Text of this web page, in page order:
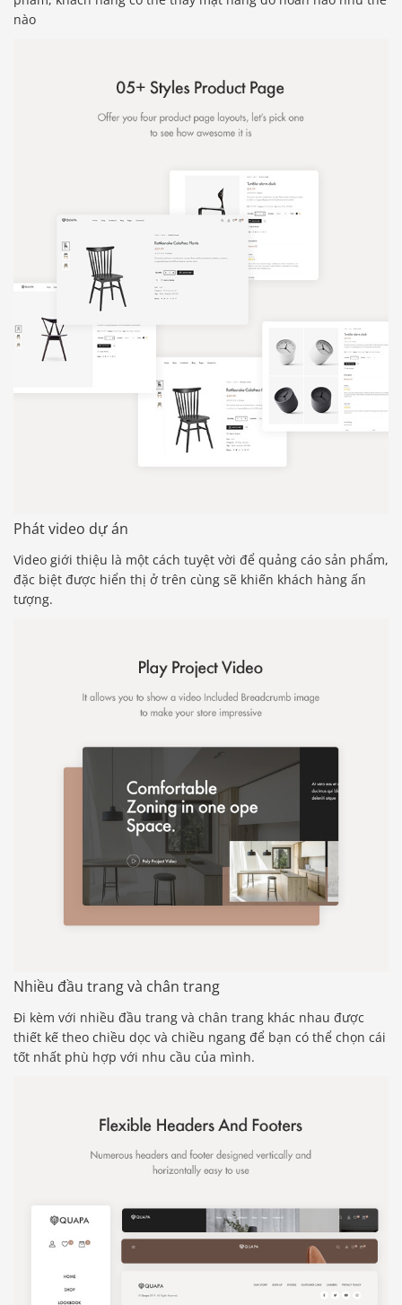
nào
Phát video dự án
Video giới thiệu là một cách tuyệt vời để quảng cáo sản phẩm,
đặc biệt được hiển thị ở trên cùng sẽ khiến khách hàng ấn
tượng.
Nhiều đầu trang và chân trang
Đi kèm với nhiều đầu trang và chân trang khác nhau được
thiết kế theo chiều dọc và chiều ngang để bạn có thể chọn cái
tốt nhất phù hợp với nhu cầu của mình.